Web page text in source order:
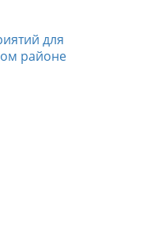
для
районе